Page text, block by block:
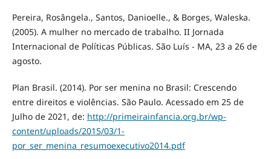
Pereira, Rosângela., Santos, Danioelle., & Borges, Waleska.
(2005). A mulher no mercado de trabalho. II Jornada
Internacional de Políticas Públicas. São Luís - MA, 23 a 26 de
agosto.
Plan Brasil. (2014). Por ser menina no Brasil: Crescendo
entre direitos e violências. São Paulo. Acessado em 25 de
Julho de 2021, de: http://primeirainfancia.org.br/wp-
content/uploads/2015/03/1-
por_ser_menina_resumoexecutivo2014.pdf